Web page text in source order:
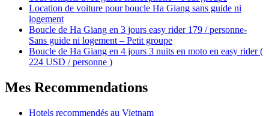
Location de voiture pour boucle Ha Giang sans guide ni
logement
Boucle de Ha Giang en 3 jours easy rider 179 / personne-
Sans guide ni logement – Petit groupe
Boucle de Ha Giang en 4 jours 3 nuits en moto en easy rider (
224 USD / personne )
Mes Recommendations
Hotels recommendés au Vietnam